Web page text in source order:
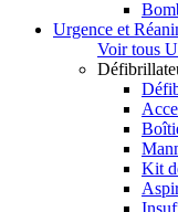
Urgence et
Voir tous
Kit